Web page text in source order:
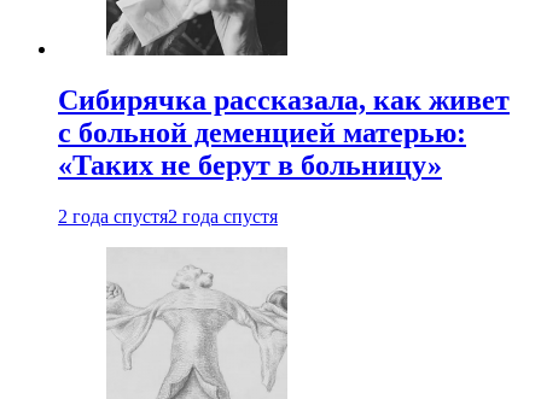
Сибирячка рассказала, как живет
с больной деменцией матерью:
«Таких не берут в больницу»
2 года спустя2 года спустя